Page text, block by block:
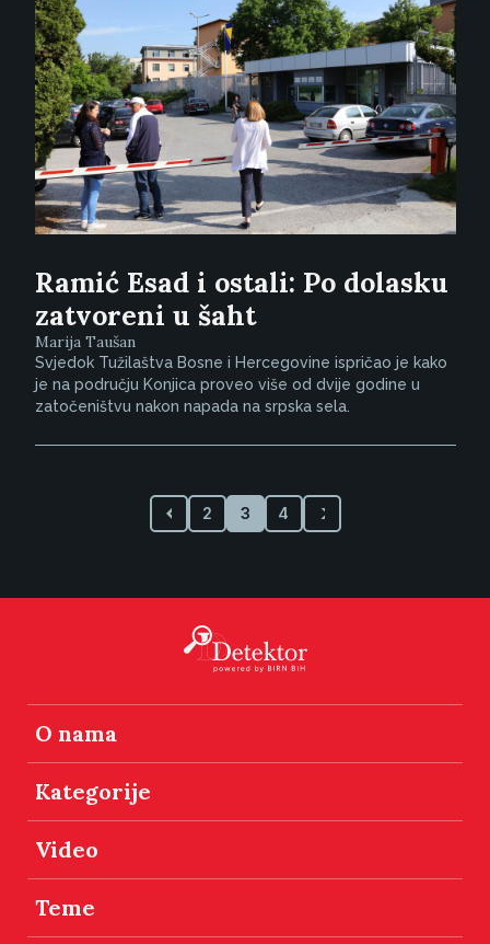
Ramić Esad i ostali: Po dolasku
zatvoreni u šaht
Marija Taušan
Svjedok Tužilaštva Bosne i Hercegovine ispričao je kako
je na području Konjica proveo više od dvije godine u
zatočeništvu nakon napada na srpska sela.
2 3 4
O nama
Kategorije
Video
Teme